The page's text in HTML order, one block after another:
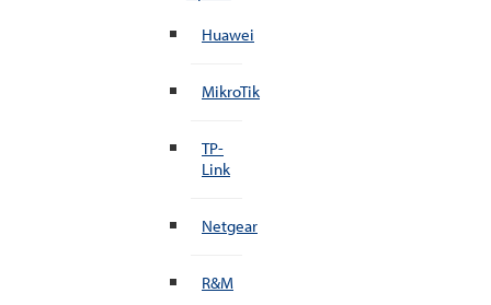
Huawei
MikroTik
TP-
Link
Netgear
R&M